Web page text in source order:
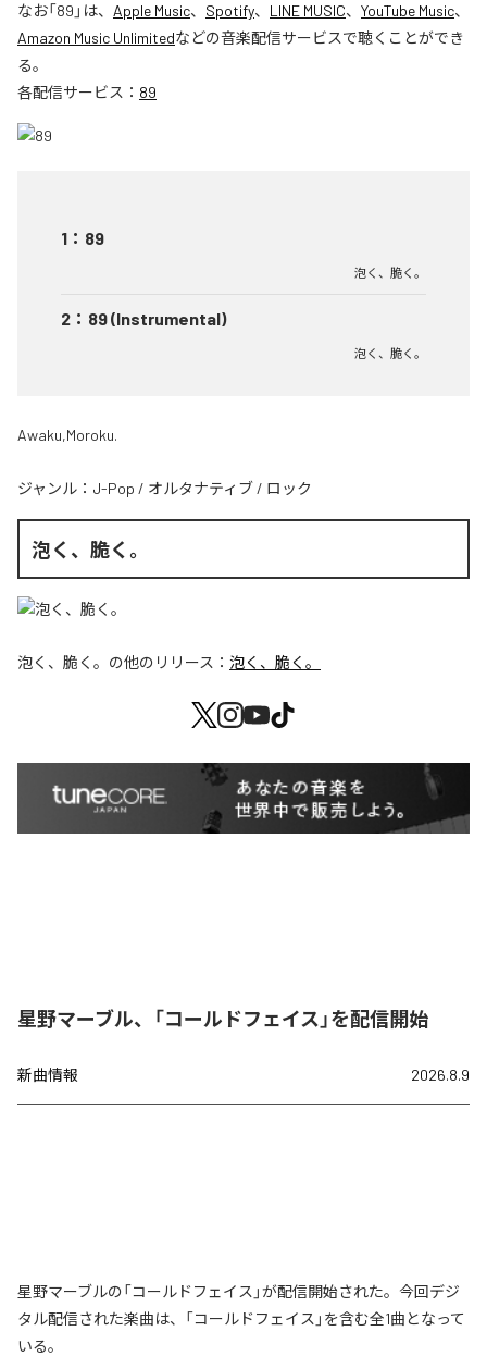
なお「89 」は、 Apple Music、 Spotify、 LINE MUSIC、 YouTube Music、
Amazon Music Unlimitedなどの音楽配信サービスで聴くことができ
る。
各配信サービス： 89
1 ： 89
泡く、脆く。
2 ： 89 (Instrumental)
泡く、脆く。
Awaku,Moroku.
ジャンル： J-Pop / オルタナティブ / ロック
泡く、脆く。
泡く、脆く。 の他のリリース： 泡く、脆く。
星野マーブル、「コールドフェイス」を配信開始
新曲情報 2026.8.9
星野マーブルの「コールドフェイス」が配信開始された。今回デジ
タル配信された楽曲は、「コールドフェイス」を含む全1曲となって
いる。